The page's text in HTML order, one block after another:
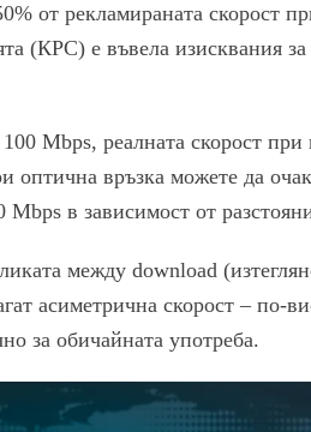
от рекламираната скорост
(КРС) е въвела изисквания
Mbps, реалната скорост при
връзка можете да
в зависимост от
между download
асиметрична скорост – по-
за обичайната употреба.